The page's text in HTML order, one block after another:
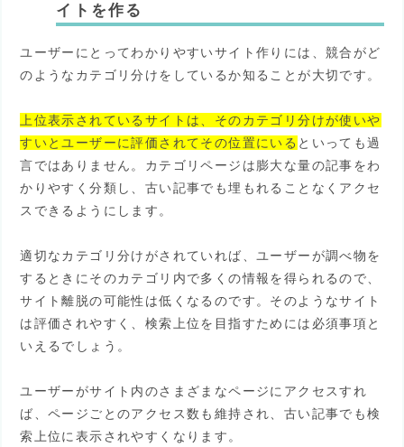
イトを作る
ユーザーにとってわかりやすいサイト作りには、競合がど
のようなカテゴリ分けをしているか知ることが大切です。
上位表示されているサイトは、そのカテゴリ分けが使いや
すいとユーザーに評価されてその位置にいる といっても過
言ではありません。カテゴリページは膨大な量の記事をわ
かりやすく分類し、古い記事でも埋もれることなくアクセ
スできるようにします。
適切なカテゴリ分けがされていれば、ユーザーが調べ物を
するときにそのカテゴリ内で多くの情報を得られるので、
サイト離脱の可能性は低くなるのです。そのようなサイト
は評価されやすく、検索上位を目指すためには必須事項と
いえるでしょう。
ユーザーがサイト内のさまざまなページにアクセスすれ
ば、ページごとのアクセス数も維持され、古い記事でも検
索上位に表示されやすくなります。